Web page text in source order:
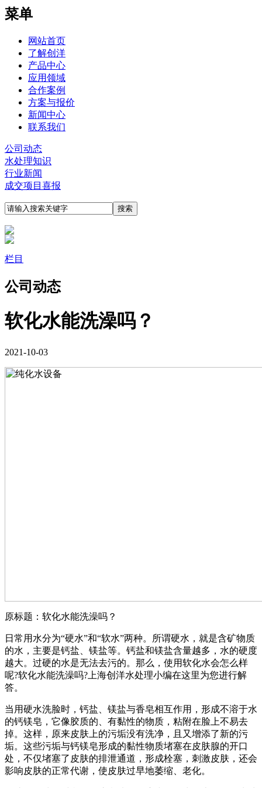
菜单
网站首页
了解创洋
产品中心
应用领域
合作案例
方案与报价
新闻中心
联系我们
公司动态
水处理知识
行业新闻
成交项目喜报
栏目
公司动态
软化水能洗澡吗？
2021-10-03
原标题：软化水能洗澡吗？
日常用水分为“硬水”和“软水”两种。所谓硬水，就是含矿物质
的水，主要是钙盐、镁盐等。钙盐和镁盐含量越多，水的硬度
越大。过硬的水是无法去污的。那么，使用软化水会怎么样
呢?软化水能洗澡吗?上海创洋水处理小编在这里为您进行解
答。
当用硬水洗脸时，钙盐、镁盐与香皂相互作用，形成不溶于水
的钙镁皂，它像胶质的、有黏性的物质，粘附在脸上不易去
掉。这样，原来皮肤上的污垢没有洗净，且又增添了新的污
垢。这些污垢与钙镁皂形成的黏性物质堵塞在皮肤腺的开口
处，不仅堵塞了皮肤的排泄通道，形成栓塞，刺激皮肤，还会
影响皮肤的正常代谢，使皮肤过早地萎缩、老化。